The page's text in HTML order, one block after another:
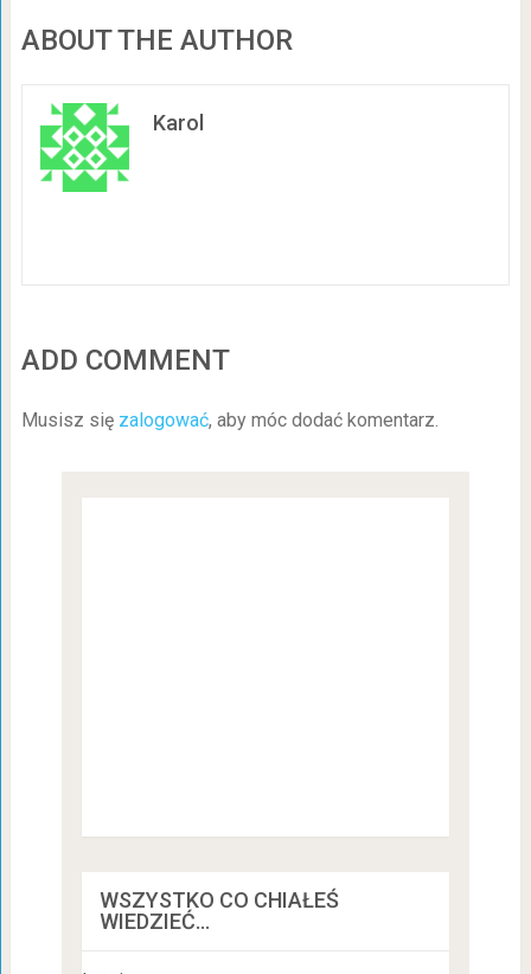
ABOUT THE AUTHOR
Karol
ADD COMMENT
Musisz się zalogować, aby móc dodać komentarz.
WSZYSTKO CO CHIAŁEŚ
WIEDZIEĆ…